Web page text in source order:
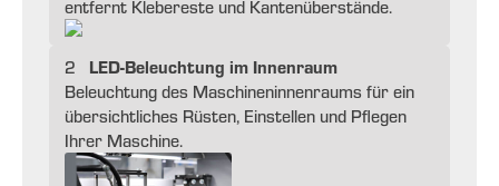
entfernt Klebereste und Kantenüberstände.
2 LED-Beleuchtung im Innenraum
Beleuchtung des Maschineninnenraums für ein
übersichtliches Rüsten, Einstellen und Pflegen
Ihrer Maschine.